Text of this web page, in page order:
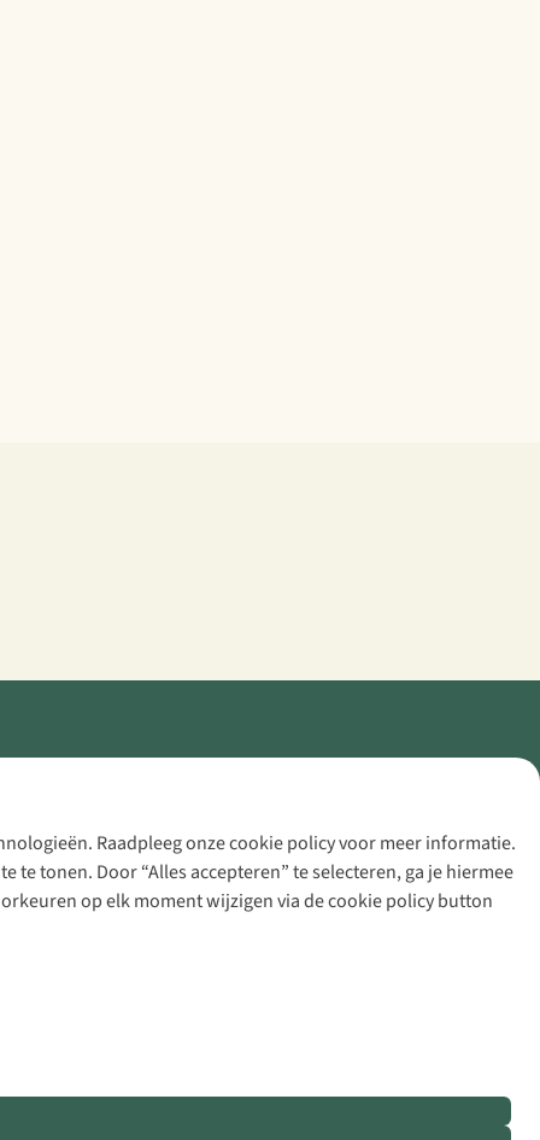
Raadpleeg onze cookie policy voor meer informatie.
tonen. Door “Alles accepteren” te selecteren, ga je hiermee
op elk moment wijzigen via de cookie policy button